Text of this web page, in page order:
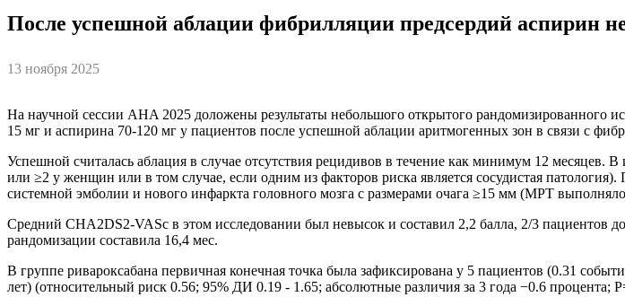
После успешной аблации фибрилляции предсердий аспирин
13 ноября 2025
На научной сессии AHA 2025 доложены результаты небольшого открытого рандомизированного
15 мг и аспирина 70-120 мг у пациентов после успешной аблации аритмогенных зон в связи с
Успешной считалась аблация в случае отсутствия рецидивов в течение как минимум 12
или ≥2 у женщин или в том случае, если одним из факторов риска является сосудистая
системной эмболии и нового инфаркта головного мозга с размерами очага ≥15 мм (МРТ
Средний CHA2DS2-VASc в этом исследовании был невысок и составил 2,2 балла, 2/3
рандомизации составила 16,4 мес.
В группе ривароксабана первичная конечная точка была зафиксирована у 5 пациентов (0.31
лет) (относительный риск 0.56; 95% ДИ 0.19 - 1.65; абсолютные различия за 3 года −0.6